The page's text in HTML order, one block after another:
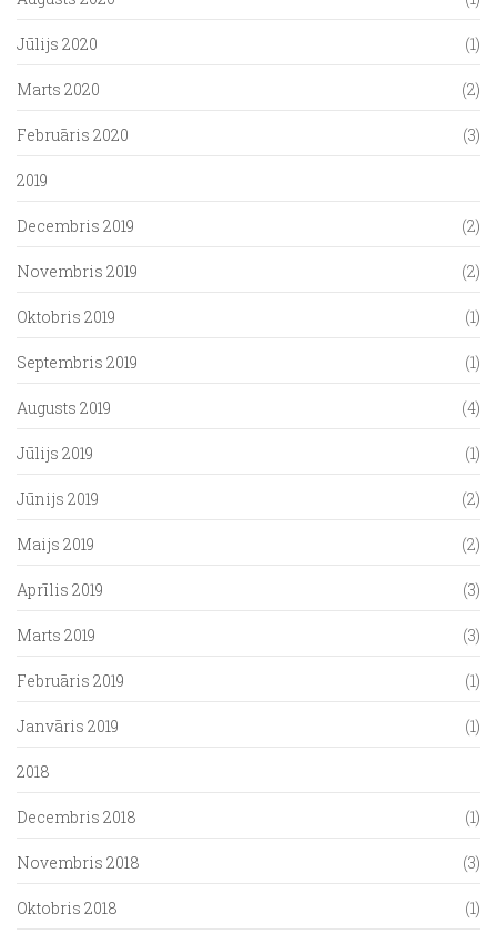
Jūlijs 2020 (1)
Marts 2020 (2)
Februāris 2020 (3)
2019
Decembris 2019 (2)
Novembris 2019 (2)
Oktobris 2019 (1)
Septembris 2019 (1)
Augusts 2019 (4)
Jūlijs 2019 (1)
Jūnijs 2019 (2)
Maijs 2019 (2)
Aprīlis 2019 (3)
Marts 2019 (3)
Februāris 2019 (1)
Janvāris 2019 (1)
2018
Decembris 2018 (1)
Novembris 2018 (3)
Oktobris 2018 (1)